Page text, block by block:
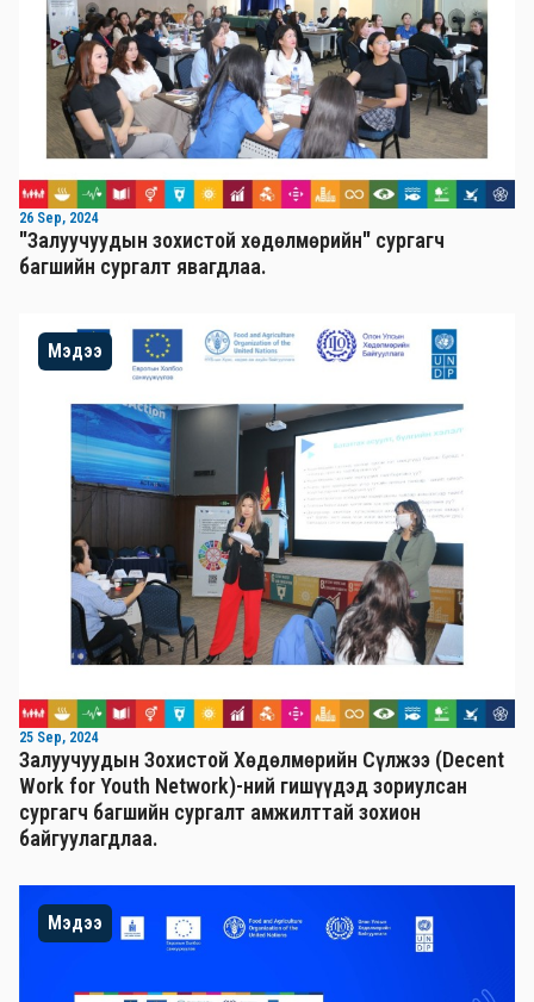
26 Sep, 2024
"Залуучуудын зохистой хөдөлмөрийн" сургагч
багшийн сургалт явагдлаа.
Мэдээ
25 Sep, 2024
Залуучуудын Зохистой Хөдөлмөрийн Сүлжээ (Decent
Work for Youth Network)-ний гишүүдэд зориулсан
сургагч багшийн сургалт амжилттай зохион
байгуулагдлаа.
Мэдээ